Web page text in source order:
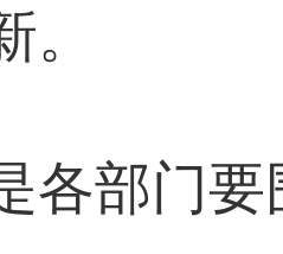
部门要